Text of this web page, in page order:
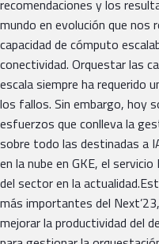
recomendaciones y los
mundo en evolución que nos
capacidad de cómputo
conectividad. Orquestar las
escala siempre ha requerido
los fallos. Sin embargo, hoy
esfuerzos que conlleva la
sobre todo las destinadas a
en la nube en GKE, el
del sector en la
más importantes del
mejorar la productividad del